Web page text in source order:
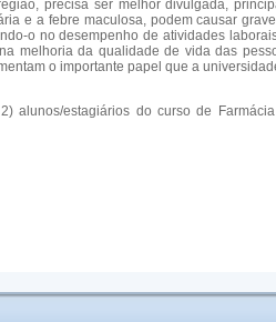
precisa ser melhor divulgada,
e a febre maculosa, podem causar
o no desempenho de atividades
melhoria da qualidade de vida das
o importante papel que a
estagiários do curso de